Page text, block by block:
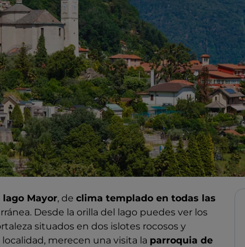
lago Mayor, de clima templado en todas las
Desde la orilla del lago puedes ver los
situados en dos islotes rocosos y
merecen una visita la parroquia de